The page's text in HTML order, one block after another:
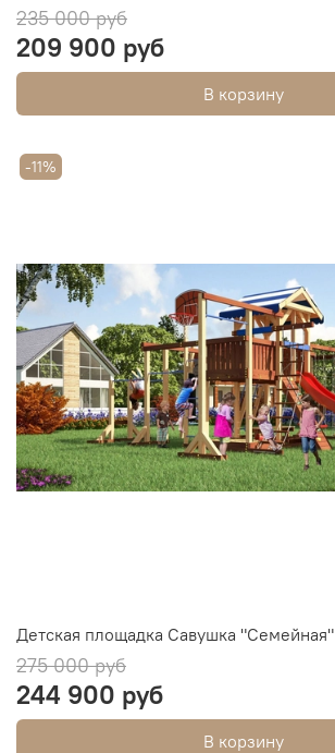
235 000 руб
209 900 руб
В корзину
-11%
Детская площадка Савушка "Семейная"
275 000 руб
244 900 руб
В корзину